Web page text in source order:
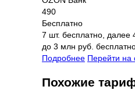
490
Бесплатно
7 шт. бесплатно, далее
до 3 млн руб.
Подробнее Перейти на
Похожие